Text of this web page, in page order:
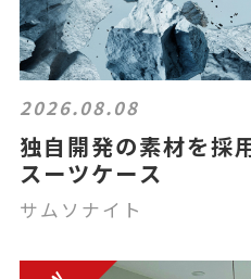
2026.08.08
独自開発の素材を採
スーツケース
サムソナイト